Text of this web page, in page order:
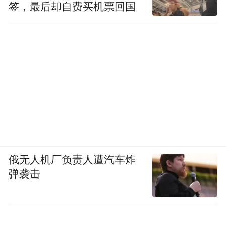
签，最后却自费买机票回国
俄无人机厂负责人遭汽车炸
弹袭击